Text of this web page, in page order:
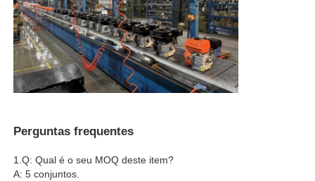
Perguntas frequentes
1.Q: Qual é o seu MOQ deste item?
A: 5 conjuntos.